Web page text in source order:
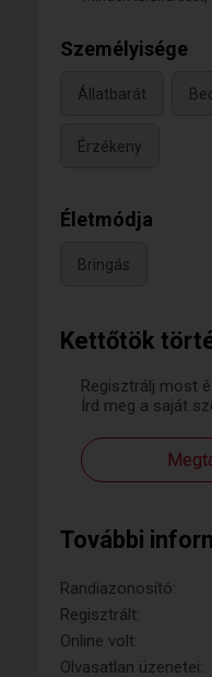
Kettőtök
Regisztrálj most
Írd meg a saját
További
Randiazonosító:
Regisztrált:
Online volt:
Olvasatlan üzenetei:
Személyisége
Állatbarát
Érzékeny
Életmódja
Bringás